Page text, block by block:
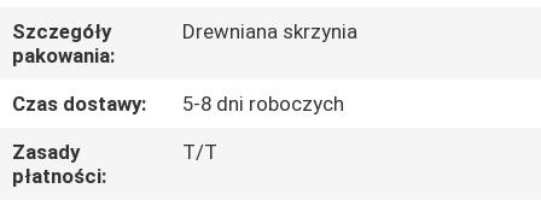
SKONTAKTUJ
SIĘ
Z
NAMI
Szczegóły
pakowania:
Drewniana skrzynia
Czas dostawy:
5-8 dni roboczych
Zasady
płatności:
T/T